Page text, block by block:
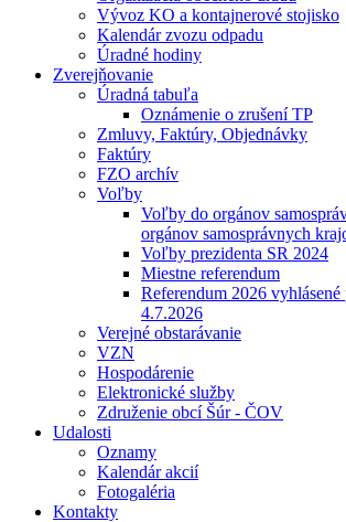
Vývoz KO a kontajnerové stojisko
Kalendár zvozu odpadu
Úradné hodiny
Zverejňovanie
Úradná tabuľa
Oznámenie o zrušení TP
Zmluvy, Faktúry, Objednávky
Faktúry
FZO archív
Voľby
Voľby do orgánov
orgánov samosprávnych
Voľby prezidenta SR 2024
Miestne referendum
Referendum 2026 vyhlásené
4.7.2026
Verejné obstarávanie
VZN
Hospodárenie
Elektronické služby
Združenie obcí Šúr - ČOV
Udalosti
Oznamy
Kalendár akcií
Fotogaléria
Kontakty